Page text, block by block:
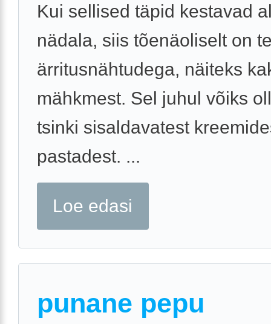
Kui sellised täpid kestavad
nädala, siis tõenäoliselt on
ärritusnähtudega, näiteks
mähkmest. Sel juhul võiks
tsinki sisaldavatest
pastadest. ...
Loe edasi
punane pepu